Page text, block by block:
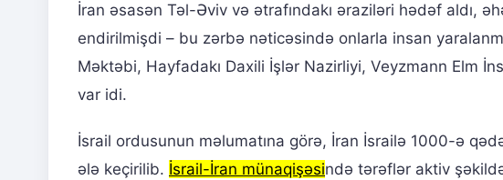
İran əsasən Təl-Əviv və ətrafındakı əraziləri hədəf aldı,
endirilmişdi – bu zərbə nəticəsində onlarla insan
Məktəbi, Hayfadakı Daxili İşlər Nazirliyi, Veyzmann Elm
var idi.
İsrail ordusunun məlumatına görə, İran İsrailə 1000-ə
ələ keçirilib. İsrail-İran münaqişəsində tərəflər aktiv